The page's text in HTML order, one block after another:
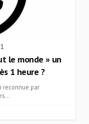
le monde » un
1 heure ?
reconnue par